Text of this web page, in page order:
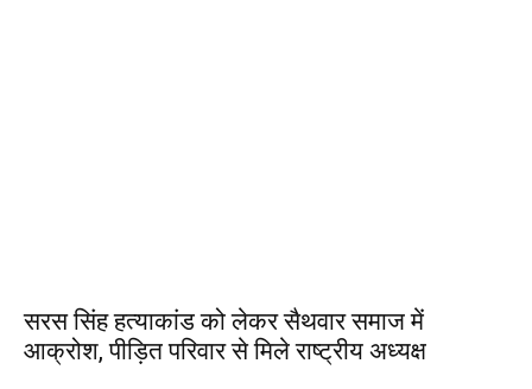
सरस सिंह हत्याकांड को लेकर सैथवार समाज में
आक्रोश, पीड़ित परिवार से मिले राष्ट्रीय अध्यक्ष